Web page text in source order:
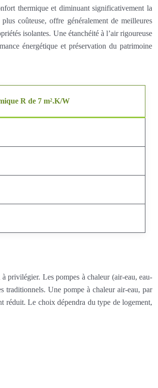
thermique et diminuant significativement la
coûteuse, offre généralement de meilleures
isolantes. Une étanchéité à l’air rigoureuse
énergétique et préservation du patrimoine
R de 7 m².K/W
privilégier. Les pompes à chaleur (air-eau, eau-
traditionnels. Une pompe à chaleur air-eau, par
réduit. Le choix dépendra du type de logement,